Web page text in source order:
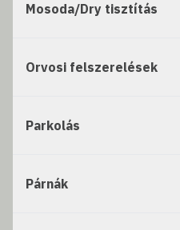
Mosoda/Dry tisztítás
Orvosi felszerelések
Parkolás
Párnák